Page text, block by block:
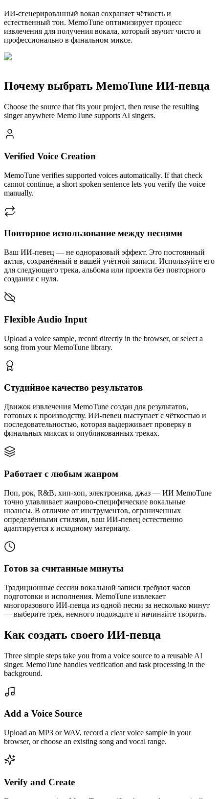
ИИ-сгенерированный вокал сохраняет чёткость и
естественный тон. MemoTune оптимизирует процесс
извлечения для получения вокала, который звучит чисто и
профессионально в финальном миксе.
Почему выбрать MemoTune ИИ-певца
Choose the source that fits your project, then reuse the resulting
singer anywhere MemoTune supports AI singers.
Verified Voice Creation
MemoTune verifies supported voices automatically. If that check
cannot continue, a short spoken sentence lets you verify the voice
manually.
Повторное использование между песнями
Ваш ИИ-певец — не одноразовый эффект. Это постоянный
актив, сохранённый в вашей учётной записи. Используйте его
для следующего трека, альбома или проекта без повторного
создания с нуля.
Flexible Audio Input
Upload a voice sample, record directly in the browser, or select a
song from your MemoTune library.
Студийное качество результатов
Движок извлечения MemoTune создан для результатов,
готовых к производству. ИИ-певец выступает с чёткостью и
последовательностью, которая выдерживает проверку в
финальных миксах и опубликованных треках.
Работает с любым жанром
Поп, рок, R&B, хип-хоп, электроника, джаз — ИИ MemoTune
точно улавливает жанрово-специфические вокальные
нюансы. В отличие от инструментов, ограниченных
определёнными стилями, ваш ИИ-певец естественно
адаптируется к исходному материалу.
Готов за считанные минуты
Традиционные сессии вокальной записи требуют часов
подготовки и исполнения. MemoTune извлекает
многоразового ИИ-певца из одной песни за несколько минут
— выберите трек, немного подождите и начинайте творить.
Как создать своего ИИ-певца
Three simple steps take you from a voice source to a reusable AI
singer. MemoTune handles verification and task processing in the
background.
Add a Voice Source
Upload an MP3 or WAV, record a clear voice sample in your
browser, or choose an existing song and vocal range.
Verify and Create